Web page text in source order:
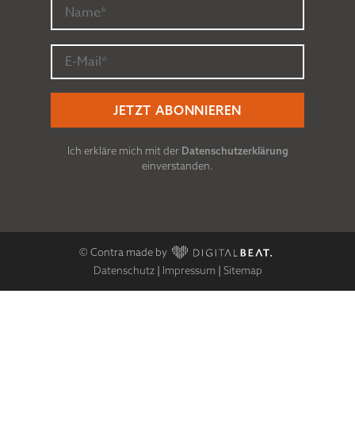
Ich erkläre mich mit der Datenschutzerklärung
einverstanden.
© Contra made by
Datenschutz| Impressum | Sitemap